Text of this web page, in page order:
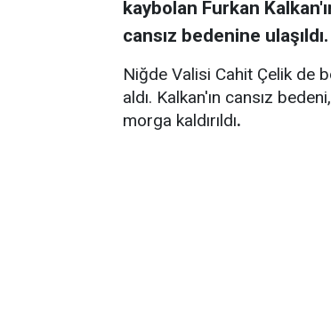
kaybolan Furkan
cansız bedenine ulaşıldı.
Niğde Valisi Cahit Çelik de
aldı. Kalkan'ın cansız
morga kaldırıldı.